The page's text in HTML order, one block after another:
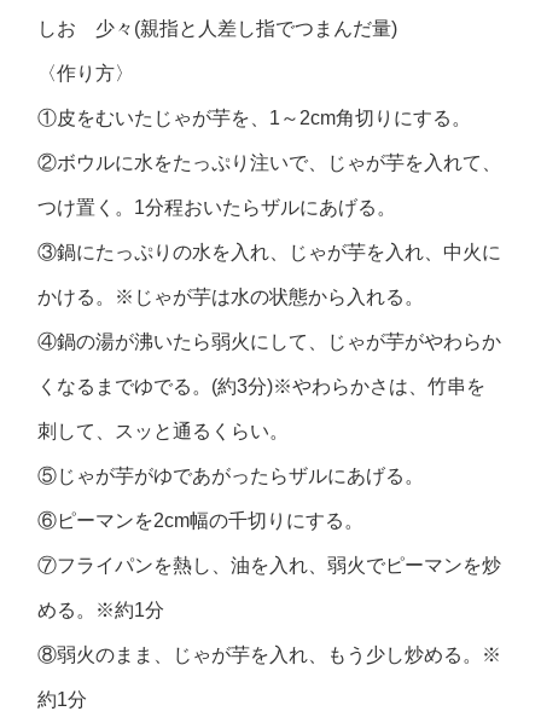
しお 少々(親指と人差し指でつまんだ量)
〈作り方〉
①皮をむいたじゃが芋を、1～2cm角切りにする。
②ボウルに水をたっぷり注いで、じゃが芋を入れて、
つけ置く。1分程おいたらザルにあげる。
③鍋にたっぷりの水を入れ、じゃが芋を入れ、中火に
かける。※じゃが芋は水の状態から入れる。
④鍋の湯が沸いたら弱火にして、じゃが芋がやわらか
くなるまでゆでる。(約3分)※やわらかさは、竹串を
刺して、スッと通るくらい。
⑤じゃが芋がゆであがったらザルにあげる。
⑥ピーマンを2cm幅の千切りにする。
⑦フライパンを熱し、油を入れ、弱火でピーマンを炒
める。※約1分
⑧弱火のまま、じゃが芋を入れ、もう少し炒める。※
約1分